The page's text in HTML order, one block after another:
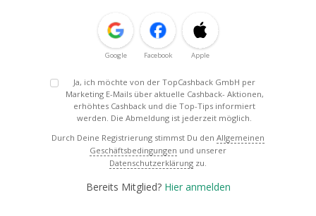
Google Facebook Apple
Ja, ich möchte von der TopCashback GmbH per
Marketing E-Mails über aktuelle Cashback- Aktionen,
erhöhtes Cashback und die Top-Tips informiert
werden. Die Abmeldung ist jederzeit möglich.
Durch Deine Registrierung stimmst Du den Allgemeinen
Geschäftsbedingungen und unserer
Datenschutzerklärung zu.
Bereits Mitglied? Hier anmelden